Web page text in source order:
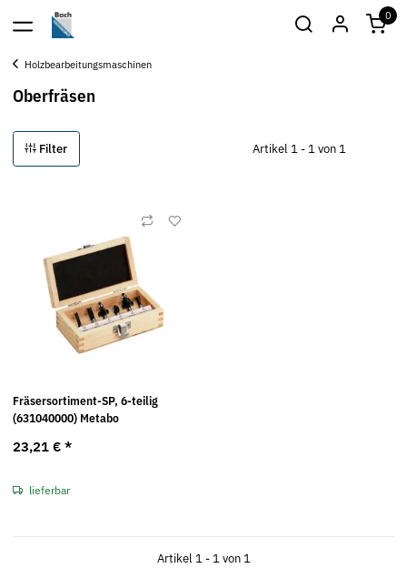
0
Holzbearbeitungsmaschinen
Oberfräsen
Filter Artikel 1 - 1 von 1
Fräsersortiment-SP, 6-teilig
(631040000) Metabo
23,21 € *
lieferbar
Artikel 1 - 1 von 1